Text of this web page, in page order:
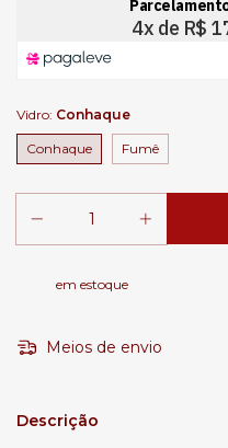
Vidro: Conhaque
Conhaque Fumê
em estoque
Meios de envio
Descrição